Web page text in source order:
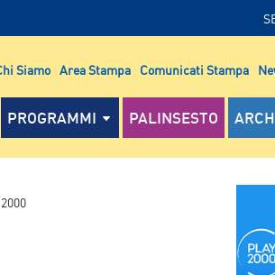
Siamo Area Stampa Comunicati Stampa
PROGRAMMI PALINSESTO